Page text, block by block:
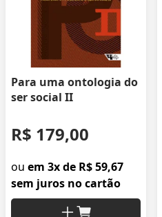
Para uma ontologia do
ser social II
R$ 179,00
ou em 3x de R$ 59,67
sem juros no cartão